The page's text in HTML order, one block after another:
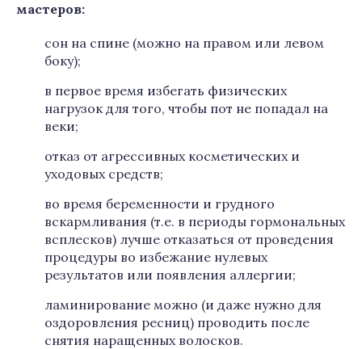
мастеров:
сон на спине (можно на правом или левом
боку);
в первое время избегать физических
нагрузок для того, чтобы пот не попадал на
веки;
отказ от агрессивных косметических и
уходовых средств;
во время беременности и грудного
вскармливания (т.е. в периоды гормональных
всплесков) лучше отказаться от проведения
процедуры во избежание нулевых
результатов или появления аллергии;
ламинирование можно (и даже нужно для
оздоровления ресниц) проводить после
снятия наращенных волосков.